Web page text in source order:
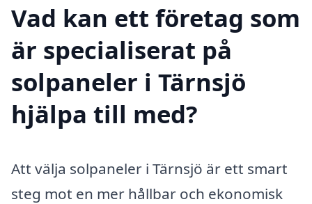
Vad kan ett företag som
är specialiserat på
solpaneler i Tärnsjö
hjälpa till med?
Att välja solpaneler i Tärnsjö är ett smart
steg mot en mer hållbar och ekonomisk